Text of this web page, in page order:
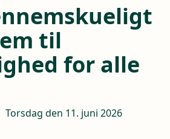
til
for alle
Torsdag den 11. juni 2026